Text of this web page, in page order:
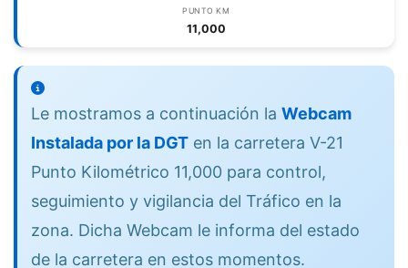
PUNTO KM
11,000
Le mostramos a continuación la Webcam
Instalada por la DGT en la carretera V-21
Punto Kilométrico 11,000 para control,
seguimiento y vigilancia del Tráfico en la
zona. Dicha Webcam le informa del estado
de la carretera en estos momentos.